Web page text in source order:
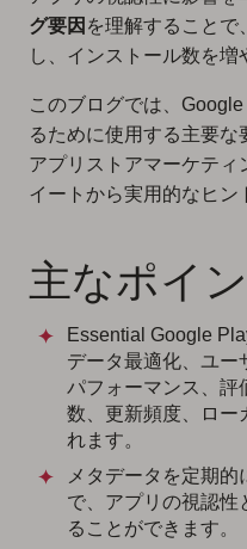
グ要因 を理解することで
し、インストール数を増
このブログでは、
るために使用する主要
アプリストアマーケティ
イートから実用的なヒン
主なポイ
Essential Google
データ最適化、ユー
パフォーマンス、評
数、更新頻度、ロー
れます。
メタデータを定期
で、アプリの視認性
ることができます。